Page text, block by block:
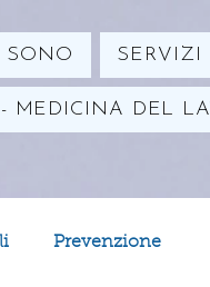
SONO SERVIZI
MEDICINA DEL
Prevenzione